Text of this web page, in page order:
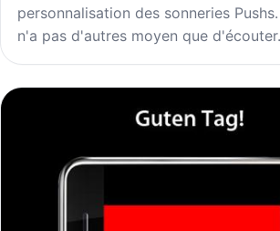
personnalisation des sonneries
n'a pas d'autres moyen que